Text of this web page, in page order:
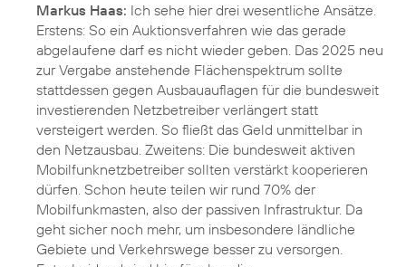
Markus Haas: Ich sehe hier drei wesentliche Ansätze.
Erstens: So ein Auktionsverfahren wie das gerade
abgelaufene darf es nicht wieder geben. Das 2025 neu
zur Vergabe anstehende Flächenspektrum sollte
stattdessen gegen Ausbauauflagen für die bundesweit
investierenden Netzbetreiber verlängert statt
versteigert werden. So fließt das Geld unmittelbar in
den Netzausbau. Zweitens: Die bundesweit aktiven
Mobilfunknetzbetreiber sollten verstärkt kooperieren
dürfen. Schon heute teilen wir rund 70% der
Mobilfunkmasten, also der passiven Infrastruktur. Da
geht sicher noch mehr, um insbesondere ländliche
Gebiete und Verkehrswege besser zu versorgen.